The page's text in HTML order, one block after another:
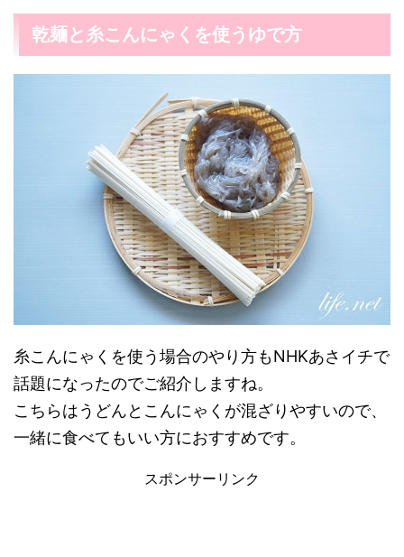
乾麺と糸こんにゃくを使うゆで方
糸こんにゃくを使う場合のやり方もNHKあさイチで
話題になったのでご紹介しますね。
こちらはうどんとこんにゃくが混ざりやすいので、
一緒に食べてもいい方におすすめです。
スポンサーリンク